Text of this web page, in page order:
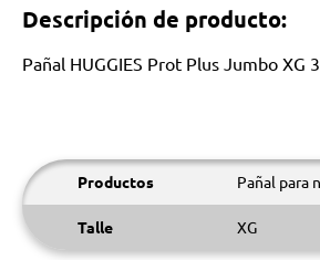
Descripción de producto:
Pañal HUGGIES Prot Plus Jumbo XG
Productos Pañal para
Talle XG